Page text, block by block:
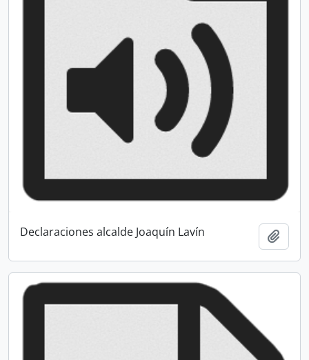
Declaraciones alcalde Joaquín Lavín